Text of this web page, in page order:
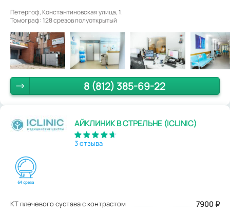
Петергоф, Константиновская улица, 1.
Томограф: 128 срезов полуоткрытый
8 (812) 385-69-22
АЙКЛИНИК В СТРЕЛЬНЕ (ICLINIC)
3 отзыва
КТ плечевого сустава с контрастом 7900 ₽